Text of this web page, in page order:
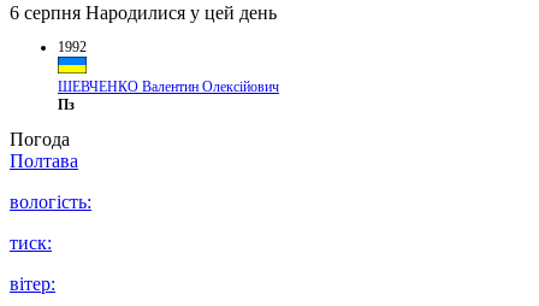
6 серпня Народилися у цей день
1992
ШЕВЧЕНКО Валентин Олексійович
Пз
Погода
Полтава
вологість:
тиск:
вітер: